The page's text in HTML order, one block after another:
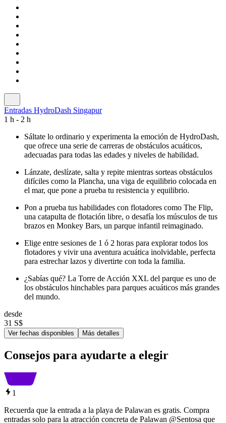
Entradas HydroDash Singapur
1 h - 2 h
Sáltate lo ordinario y experimenta la emoción de HydroDash,
que ofrece una serie de carreras de obstáculos acuáticos,
adecuadas para todas las edades y niveles de habilidad.
Lánzate, deslízate, salta y repite mientras sorteas obstáculos
difíciles como la Plancha, una viga de equilibrio colocada en
el mar, que pone a prueba tu resistencia y equilibrio.
Pon a prueba tus habilidades con flotadores como The Flip,
una catapulta de flotación libre, o desafía los músculos de tus
brazos en Monkey Bars, un parque infantil reimaginado.
Elige entre sesiones de 1 ó 2 horas para explorar todos los
flotadores y vivir una aventura acuática inolvidable, perfecta
para estrechar lazos y divertirte con toda la familia.
¿Sabías qué? La Torre de Acción XXL del parque es uno de
los obstáculos hinchables para parques acuáticos más grandes
del mundo.
desde
31 S$
Ver fechas disponibles Más detalles
Consejos para ayudarte a elegir
1
Recuerda que la entrada a la playa de Palawan es gratis. Compra
entradas solo para la atracción concreta de Palawan @Sentosa que